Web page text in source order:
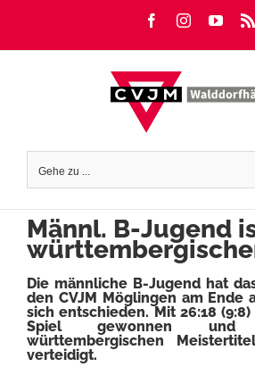
FacebookInstagram
Gehe zu ...
Männl. B-Jugend
Die männliche B-Jugend hat
den CVJM Möglingen am Ende
sich entschieden. Mit 26:18
Spiel gewonnen
württembergischen
verteidigt.